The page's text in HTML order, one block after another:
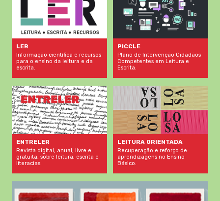
LER
Informação científica e recursos
para o ensino da leitura e da
escrita.
PICCLE
Plano de Intervenção Cidadãos
Competentes em Leitura e
Escrita.
ENTRELER
Revista digital, anual, livre e
gratuita, sobre leitura, escrita e
literacias.
LEITURA ORIENTADA
Recuperação e reforço de
aprendizagens no Ensino
Básico.